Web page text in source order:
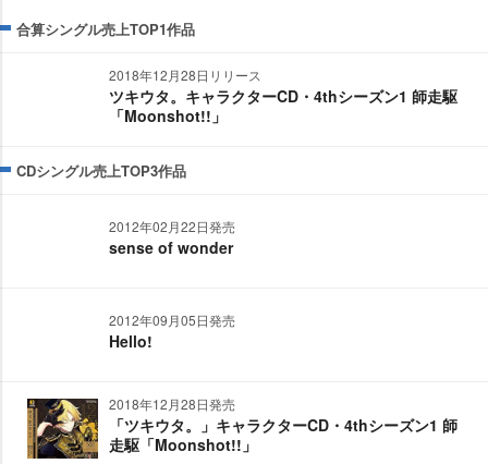
合算シングル売上TOP1作品
2018年12月28日リリース
ツキウタ。キャラクターCD・4thシーズン1 師走駆
「Moonshot!!」
CDシングル売上TOP3作品
2012年02月22日発売
sense of wonder
2012年09月05日発売
Hello!
2018年12月28日発売
「ツキウタ。」キャラクターCD・4thシーズン1 師
走駆「Moonshot!!」